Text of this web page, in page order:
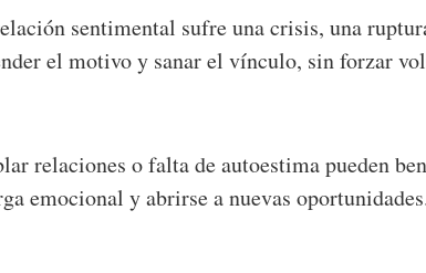
sentimental sufre una crisis, una
el motivo y sanar el vínculo, sin forzar
relaciones o falta de autoestima pueden
emocional y abrirse a nuevas